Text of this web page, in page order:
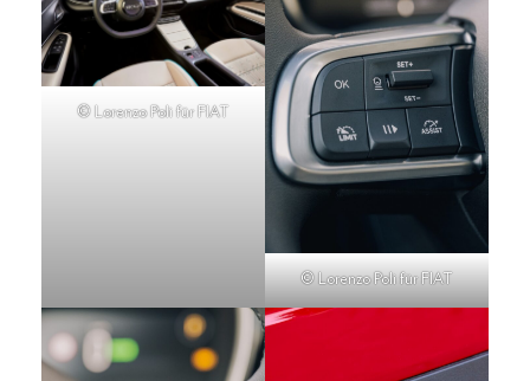
© Lorenzo Poli für FIAT
© Lorenzo Poli für FIAT